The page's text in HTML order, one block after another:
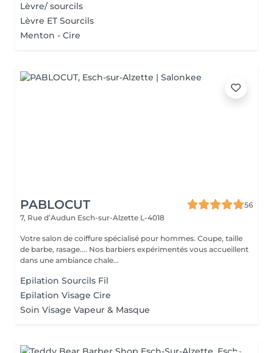
Lèvre/ sourcils
Lèvre ET Sourcils
Menton - Cire
PABLOCUT
56
7, Rue d’Audun Esch-sur-Alzette L-4018
Votre salon de coiffure spécialisé pour hommes. Coupe, taille
de barbe, rasage.... Nos barbiers expérimentés vous accueillent
dans une ambiance chale...
Epilation Sourcils Fil
Epilation Visage Cire
Soin Visage Vapeur & Masque